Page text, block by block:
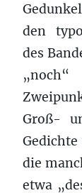
den
des
Groß-
die
etwa